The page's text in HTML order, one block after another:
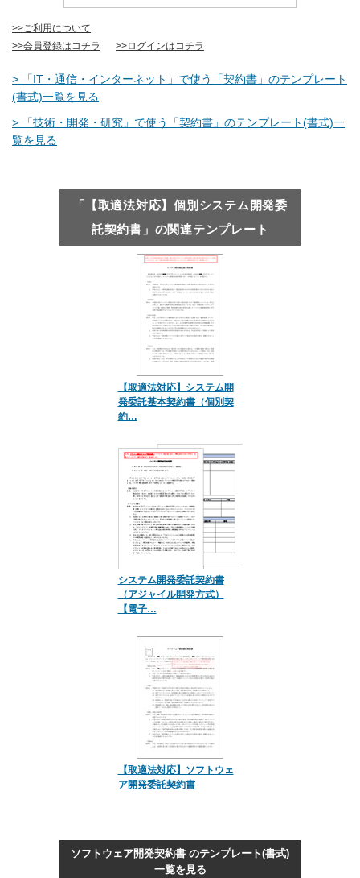
>>ご利用について
>>会員登録はコチラ
>>ログインはコチラ
> 「IT・通信・インターネット」で使う「契約書」のテンプレート
(書式)一覧を見る
> 「技術・開発・研究」で使う「契約書」のテンプレート(書式)一
覧を見る
「【取適法対応】個別システム開発委
託契約書」の関連テンプレート
【取適法対応】システム開
発委託基本契約書（個別契
約…
システム開発委託契約書
（アジャイル開発方式）
【電子…
【取適法対応】ソフトウェ
ア開発委託契約書
ソフトウェア開発契約書 のテンプレート(書式)
一覧を見る